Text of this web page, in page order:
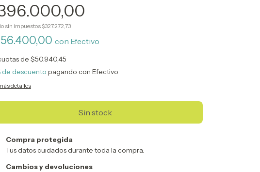
sin impuestos $327.272,73
con Efectivo
de $50.940,45
de descuento pagando con Efectivo
detalles
Compra protegida
Tus datos cuidados durante toda la compra.
Cambios y devoluciones